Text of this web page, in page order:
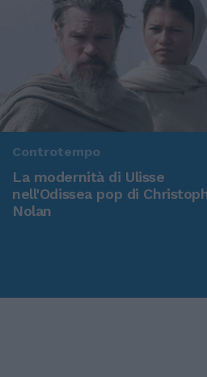
Controtempo
La modernità di Ulisse
nell'Odissea pop di
Nolan